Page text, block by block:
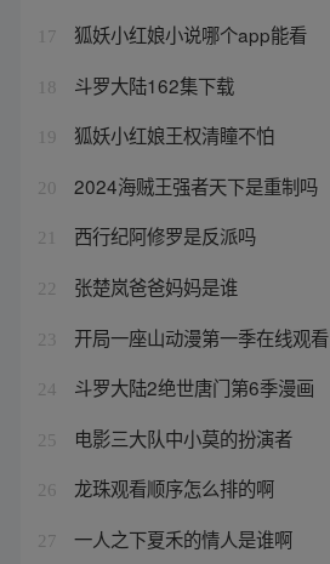
17 狐妖小红娘小说哪个app能看
18 斗罗大陆162集下载
19 狐妖小红娘王权清瞳不怕
20 2024海贼王强者天下是重制吗
21 西行纪阿修罗是反派吗
22 张楚岚爸爸妈妈是谁
23 开局一座山动漫第一季在线观看
24 斗罗大陆2绝世唐门第6季漫画
25 电影三大队中小莫的扮演者
26 龙珠观看顺序怎么排的啊
27 一人之下夏禾的情人是谁啊